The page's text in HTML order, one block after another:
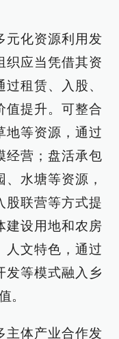
元化资源利用发
织应当凭借其资
租赁、入股、
值提升。可整合
地等资源，通过
经营；盘活承包
水塘等资源，
股联营等方式提
建设用地和农房
人文特色，通过
发等模式融入乡
。
主体产业合作发